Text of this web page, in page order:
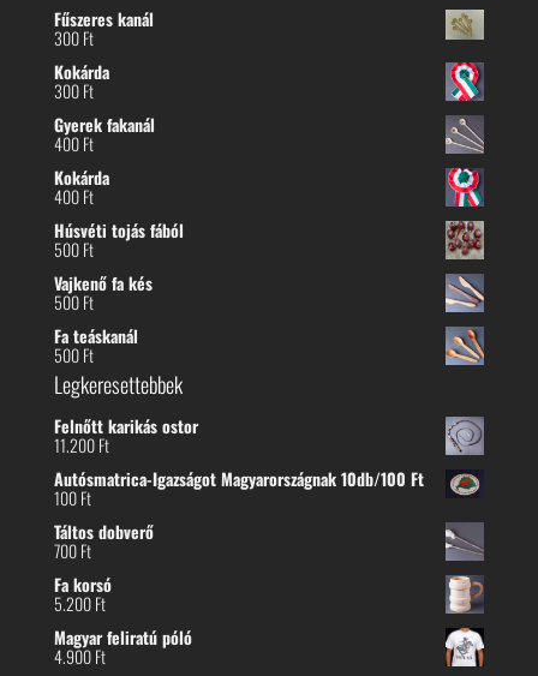
-
Fűszeres kanál
300Ft
Kokárda
300Ft
Gyerek fakanál
400Ft
Kokárda
400Ft
Húsvéti tojás fából
500Ft
Vajkenő fa kés
500Ft
Fa teáskanál
500Ft
Legkeresettebbek
Felnőtt karikás ostor
11.200Ft
Autósmatrica-Igazságot Magyarországnak 10db/100 Ft
100Ft
Táltos dobverő
700Ft
Fa korsó
5.200Ft
Magyar feliratú póló
4.900Ft